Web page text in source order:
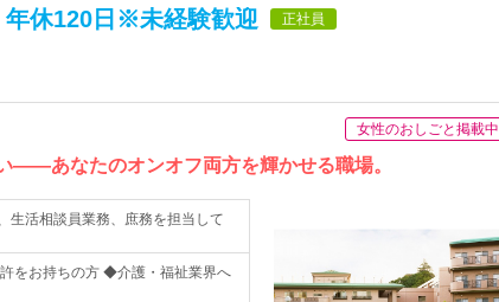
年休120日※未経験歓迎 正社員
女性のおしごと掲載中
――あなたのオンオフ両方を輝かせる職場。
生活相談員業務、庶務を担当して
をお持ちの方 ◆介護・福祉業界へ